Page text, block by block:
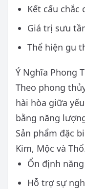
Kết cấu chắc
Giá trị sưu
Thể hiện gu
Ý Nghĩa Phong
Theo phong
hài hòa giữa
bằng năng
Sản phẩm đặc
Kim, Mộc và
Ổn định
Hỗ trợ sự